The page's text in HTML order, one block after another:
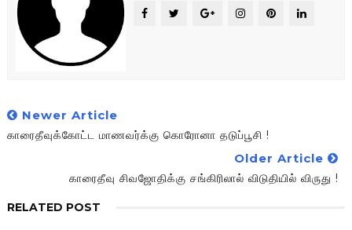
Newer Article
காரைதீவுக்கோட்ட மாணவர்க்கு கொரோனா தடுப்பூசி !
Older Article
காரைதீவு சிவஜோதிக்கு சங்கிரிலால் விடுதியில் விருது !
RELATED POST